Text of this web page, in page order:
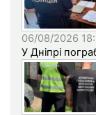
06/08/2026
У Дніпрі